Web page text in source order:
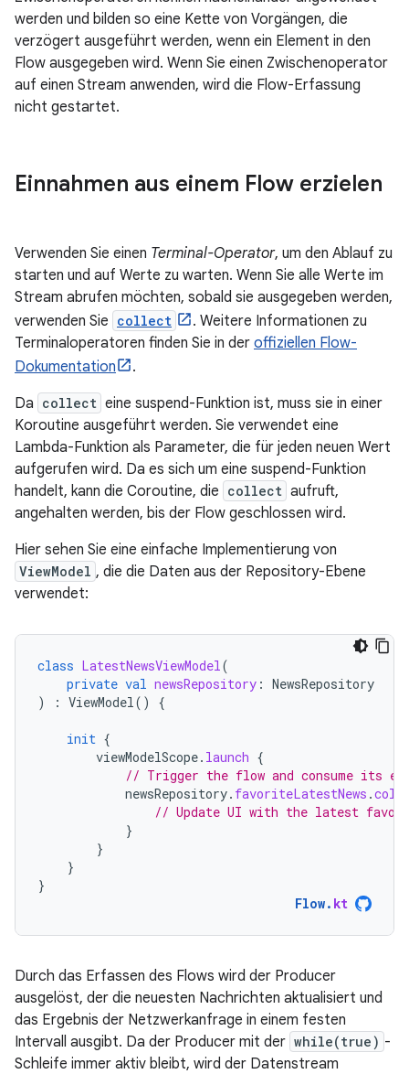
werden und bilden so eine Kette von Vorgängen, die
verzögert ausgeführt werden, wenn ein Element in den
Flow ausgegeben wird. Wenn Sie einen Zwischenoperator
auf einen Stream anwenden, wird die Flow-Erfassung
nicht gestartet.
Einnahmen aus einem Flow erzielen
Verwenden Sie einen Terminal-Operator, um den Ablauf zu
starten und auf Werte zu warten. Wenn Sie alle Werte im
Stream abrufen möchten, sobald sie ausgegeben werden,
verwenden Sie collect
. Weitere Informationen zu
Terminaloperatoren finden Sie in der offiziellen Flow-
Dokumentation
.
Da collect eine suspend-Funktion ist, muss sie in einer
Koroutine ausgeführt werden. Sie verwendet eine
Lambda-Funktion als Parameter, die für jeden neuen Wert
aufgerufen wird. Da es sich um eine suspend-Funktion
handelt, kann die Coroutine, die collect aufruft,
angehalten werden, bis der Flow geschlossen wird.
Hier sehen Sie eine einfache Implementierung von
ViewModel , die die Daten aus der Repository-Ebene
verwendet:
class LatestNewsViewModel(
private val newsRepository : NewsRepository
)
: ViewModel() {
init {
viewModelScope. launch {
// Trigger the flow and consume its
newsRepository. favoriteLatestNews .
// Update UI with the latest
}
}
}
}
Flow. kt
Durch das Erfassen des Flows wird der Producer
ausgelöst, der die neuesten Nachrichten aktualisiert und
das Ergebnis der Netzwerkanfrage in einem festen
Intervall ausgibt. Da der Producer mit der while(true) -
Schleife immer aktiv bleibt, wird der Datenstream